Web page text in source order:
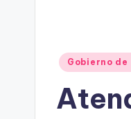
Publicado
Gobierno de